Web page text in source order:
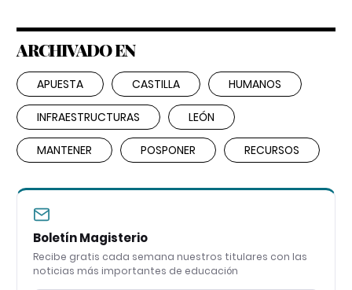
ARCHIVADO EN
APUESTA CASTILLA HUMANOS
INFRAESTRUCTURAS LEÓN
MANTENER POSPONER RECURSOS
Boletín Magisterio
Recibe gratis cada semana nuestros titulares con las
noticias más importantes de educación